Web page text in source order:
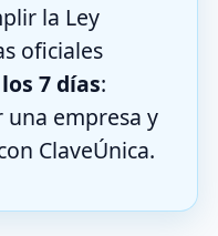
la Ley
oficiales
7 días:
una empresa y
ClaveÚnica.